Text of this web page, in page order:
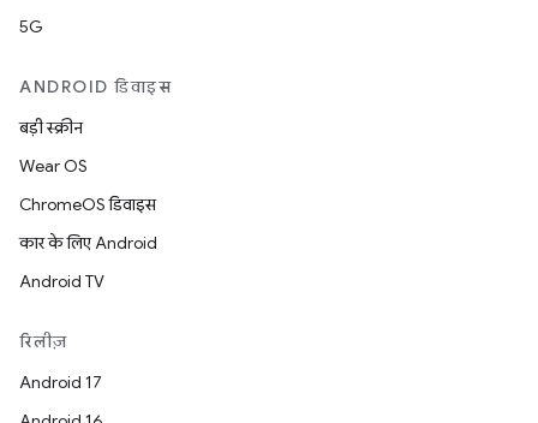
5G
ANDROID डिवाइस
बड़ी स्क्रीन
Wear OS
ChromeOS डिवाइस
कार के लिए Android
Android TV
रिलीज़
Android 17